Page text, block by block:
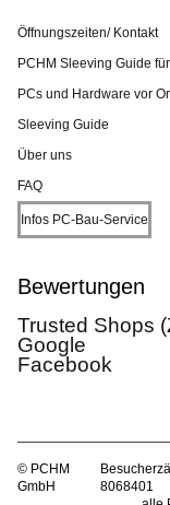
Öffnungszeiten/ Kontakt
PCHM Sleeving Guide
PCs und Hardware vor
Sleeving Guide
Über uns
FAQ
Infos PC-Bau-Service
Bewertungen
Trusted Shops
Google
Facebook
© PCHM
GmbH
8068401